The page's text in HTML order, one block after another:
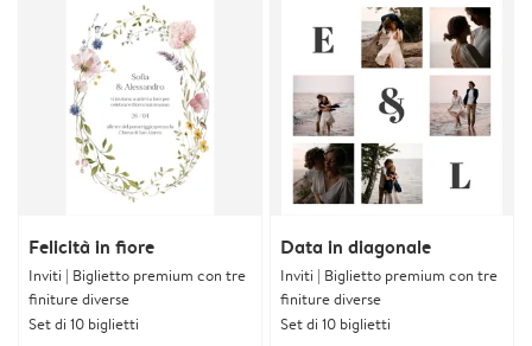
Felicità in fiore
Inviti | Biglietto premium con tre
finiture diverse
Set di 10 biglietti
Data in diagonale
Inviti | Biglietto premium con tre
finiture diverse
Set di 10 biglietti